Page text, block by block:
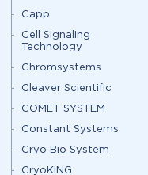
Capp
Cell Signaling
Technology
Chromsystems
Cleaver Scientific
COMET SYSTEM
Constant Systems
Cryo Bio System
CryoKING